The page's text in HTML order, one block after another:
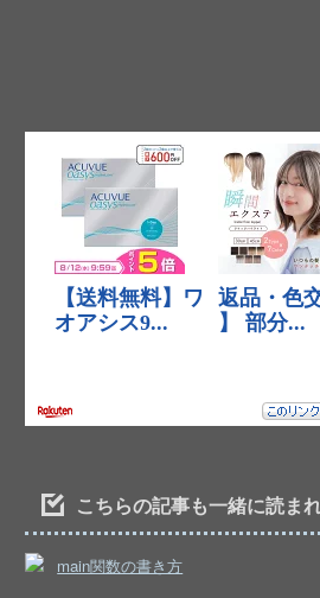
こちらの記事も一緒に読まれ
main関数の書き方